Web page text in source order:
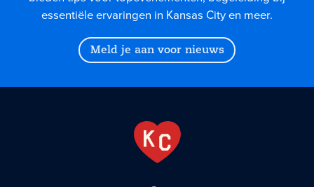
essentiële ervaringen in Kansas City en meer.
Meld je aan voor nieuws